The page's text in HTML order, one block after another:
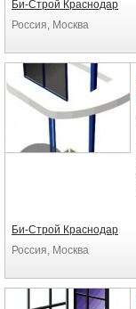
Би-Строй Краснодар
Россия, Москва
Би-Строй Краснодар
Россия, Москва